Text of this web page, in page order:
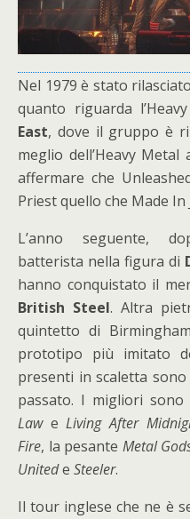
Nel 1979 è stato
quanto riguarda
East, dove il gruppo è
meglio dell’Heavy Metal
affermare che
Priest quello che Made
L’anno seguente,
batterista nella figura di
hanno conquistato il
British Steel. Altra
quintetto di
prototipo più imitato
presenti in scaletta
passato. I migliori
LaweLiving After
Fire, la pesante Metal
Unitede Steeler.
Il tour inglese che ne è